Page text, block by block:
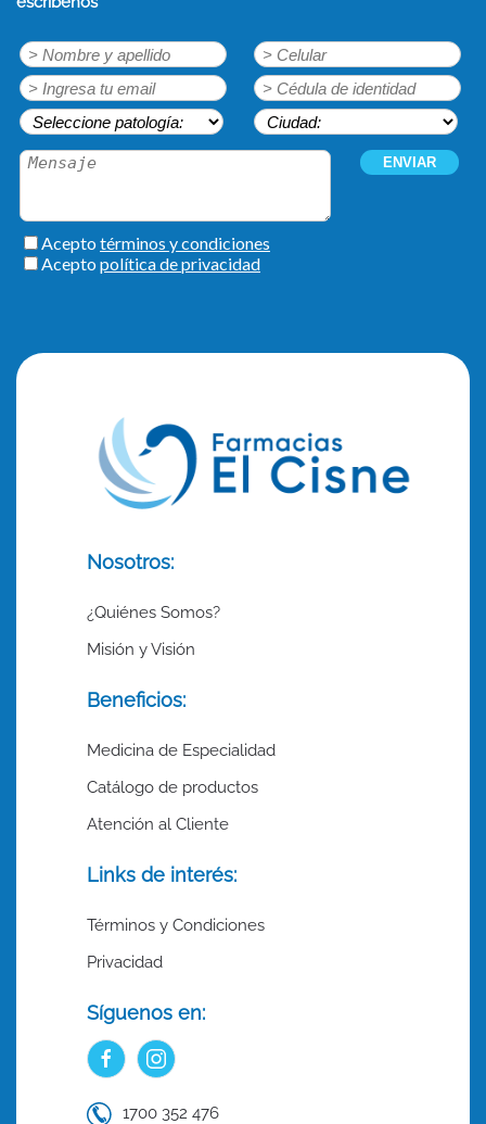
Nosotros:
¿Quiénes Somos?
Misión y Visión
Beneficios:
Medicina de Especialidad
Catálogo de productos
Atención al Cliente
Links de interés:
Términos y Condiciones
Privacidad
Síguenos en:
1700 352 476